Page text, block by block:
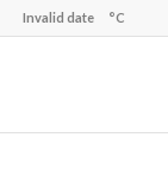
Invalid date °C